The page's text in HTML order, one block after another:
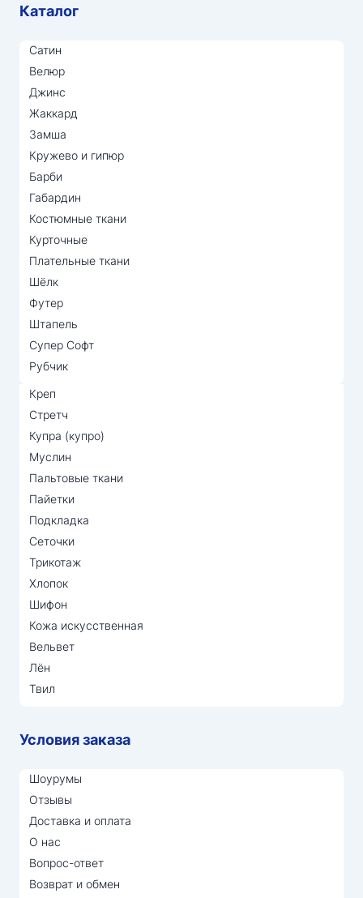
Каталог
Сатин
Велюр
Джинс
Жаккард
Замша
Кружево и гипюр
Барби
Габардин
Костюмные ткани
Курточные
Плательные ткани
Шёлк
Футер
Штапель
Супер Софт
Рубчик
Креп
Стретч
Купра (купро)
Муслин
Пальтовые ткани
Пайетки
Подкладка
Сеточки
Трикотаж
Хлопок
Шифон
Кожа искусственная
Вельвет
Лён
Твил
Условия заказа
Шоурумы
Отзывы
Доставка и оплата
О нас
Вопрос-ответ
Возврат и обмен